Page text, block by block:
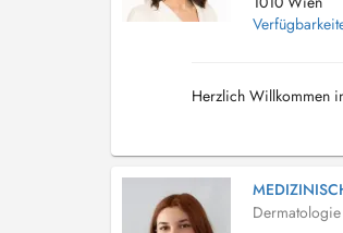
Herzlich Willkommen